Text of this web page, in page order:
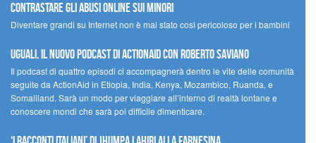
contrastare gli abusi online sui minori
Diventare grandi su Internet non è mai stato così pericoloso per i bambini
UGUALI, il nuovo podcast di ACTIONAID con Roberto Saviano
Il podcast di quattro episodi ci accompagnerà dentro le vite delle comunità
seguite da ActionAid in Etiopia, India, Kenya, Mozambico, Ruanda, e
Somaliland. Sarà un modo per viaggiare all’interno di realtà lontane e
conoscere mondi che sarà poi difficile dimenticare.